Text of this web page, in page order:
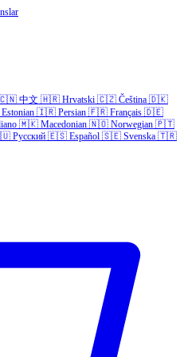
中文 🇭🇷 Hrvatski 🇨🇿 Čeština 🇩🇰
Estonian 🇮🇷 Persian 🇫🇷 Français 🇩🇪
🇲🇰 Macedonian 🇳🇴 Norwegian 🇵🇹
Русский 🇪🇸 Español 🇸🇪 Svenska 🇹🇷